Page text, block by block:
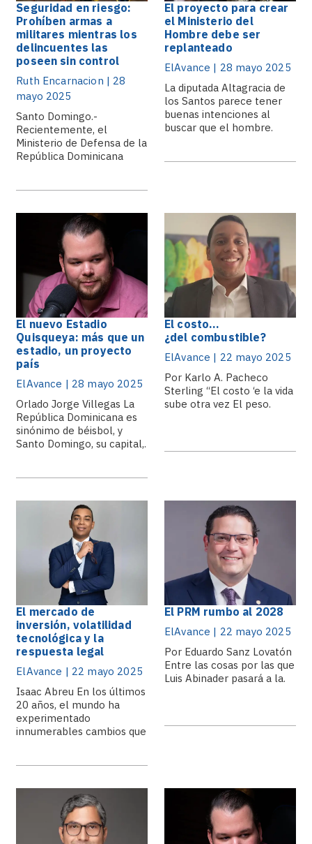
Seguridad en riesgo:
Prohíben armas a
militares mientras los
delincuentes las
poseen sin control
Ruth Encarnacion | 28
mayo 2025
Santo Domingo.-
Recientemente, el
Ministerio de Defensa de la
República Dominicana
El proyecto para crear
el Ministerio del
Hombre debe ser
replanteado
ElAvance | 28 mayo 2025
La diputada Altagracia de
los Santos parece tener
buenas intenciones al
buscar que el hombre.
El nuevo Estadio
Quisqueya: más que un
estadio, un proyecto
país
ElAvance | 28 mayo 2025
Orlado Jorge Villegas La
República Dominicana es
sinónimo de béisbol, y
Santo Domingo, su capital,.
El costo…
¿del combustible?
ElAvance | 22 mayo 2025
Por Karlo A. Pacheco
Sterling “El costo ‘e la vida
sube otra vez El peso.
El mercado de
inversión, volatilidad
tecnológica y la
respuesta legal
ElAvance | 22 mayo 2025
Isaac Abreu En los últimos
20 años, el mundo ha
experimentado
innumerables cambios que
El PRM rumbo al 2028
ElAvance | 22 mayo 2025
Por Eduardo Sanz Lovatón
Entre las cosas por las que
Luis Abinader pasará a la.